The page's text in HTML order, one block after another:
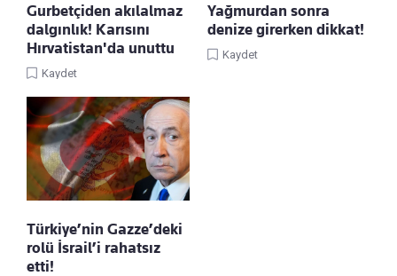
Gurbetçiden akılalmaz
dalgınlık! Karısını
Hırvatistan'da unuttu
Kaydet
Yağmurdan sonra
denize girerken dikkat!
Kaydet
Türkiye’nin Gazze’deki
rolü İsrail’i rahatsız
etti!